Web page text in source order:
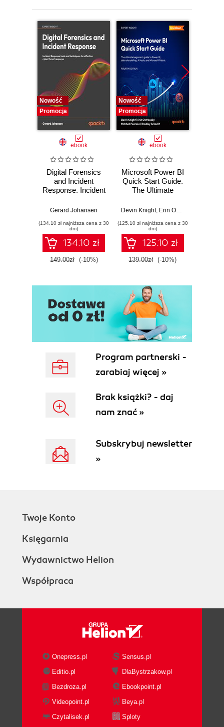
13. Navigation Meshes and Agents
14. Design Patterns
15. Editor Extensions and Immediate Mode GUI
Nowość
Promocja
ebook
Digital Forensics
and Incident
Response. Incident
and techniques for
threat response -
Fourth Edition
Gerard Johansen
(134,10 zł najniższa cena z 30
dni)
134.10 zł
149.00zł (-10%)
Nowość
Promocja
ebook
Microsoft Power BI
Quick Start Guide.
The Ultimate
to Power BI, Data
Tools, and
Microsoft Fabric -
Fourth Edition
Devin Knight, Erin Ostrowsky
(125,10 zł najniższa cena z 30
dni)
125.10 zł
139.00zł (-10%)
Program partnerski -
zarabiaj więcej »
Brak książki? - daj
nam znać »
Subskrybuj newsletter
»
Twoje Konto
Księgarnia
Wydawnictwo Helion
Współpraca
Onepress.pl
Sensus.pl
Editio.pl
DlaBystrzakow.pl
Bezdroza.pl
Ebookpoint.pl
Videopoint.pl
Beya.pl
Czytalisek.pl
Sploty